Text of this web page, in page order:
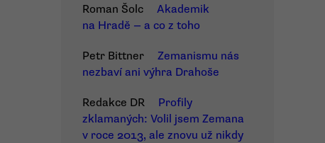
Roman Šolc
Akademik
na Hradě — a co z toho
Petr Bittner
Zemanismu nás
nezbaví ani výhra Drahoše
Redakce DR
Profily
zklamaných: Volil jsem Zemana
v roce 2013, ale znovu už nikdy